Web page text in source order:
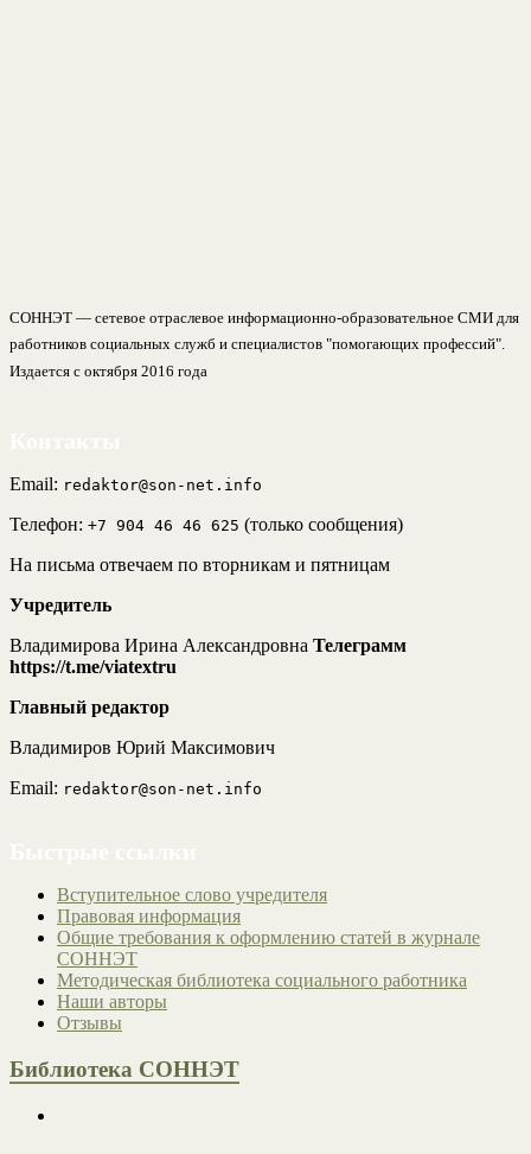
СОННЭТ — сетевое отраслевое информационно-образовательное СМИ для
работников социальных служб и специалистов "помогающих профессий".
Издается с октября 2016 года
Email: redaktor@son-net.info
Телефон: +7 904 46 46 625 (только сообщения)
На письма отвечаем по вторникам и пятницам
Учредитель
Владимирова Ирина Александровна Телеграмм
https://t.me/viatextru
Главный редактор
Владимиров Юрий Максимович
Email: redaktor@son-net.info
Вступительное слово учредителя
Правовая информация
Общие требования к оформлению статей в журнале
СОННЭТ
Методическая библиотека социального работника
Наши авторы
Отзывы
Библиотека СОННЭТ